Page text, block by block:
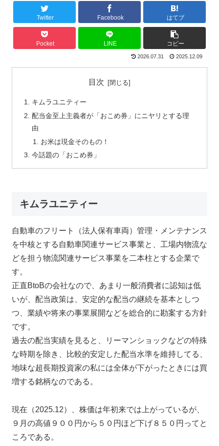
Twitter Facebook はてブ
Pocket LINE コピー
2026.07.31 2025.12.09
目次
キムラユニティー
配当金至上主義者が「おこめ券」にニヤリとする理
由
お米は現金そのもの！
今話題の「おこめ券」
キムラユニティー
自動車のフリート（法人保有車両）管理・メンテナンス
を中核とする自動車関連サービス事業と、工場内物流な
どを担う物流関連サービス事業を二本柱とする企業で
す。
正直BtoBの会社なので、あまり一般消費者に認知は低
いが、配当政策は、安定的な配当の継続を基本としつ
つ、業績や将来の事業展開などを総合的に勘案する方針
です。
過去の配当実績を見ると、リーマンショックなどの特殊
な時期を除き、比較的安定した配当水準を維持してる、
地味な超長期投資家の私には全体が下がったときには買
増する銘柄なのである。
現在（2025.12）、株価は年初来では上がっているが、
９月の高値９００円から５０円ほど下げ８５０円ってと
ころである。